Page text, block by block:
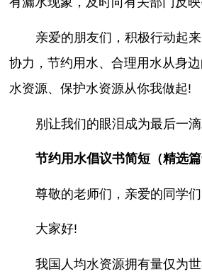
亲爱的朋友们，积极行动起
协力，节约用水、合理用水从身
水资源、保护水资源从你我做起!
别让我们的眼泪成为最后一
节约用水倡议书简短（精选篇
尊敬的老师们，亲爱的同学们
大家好!
我国人均水资源拥有量仅为